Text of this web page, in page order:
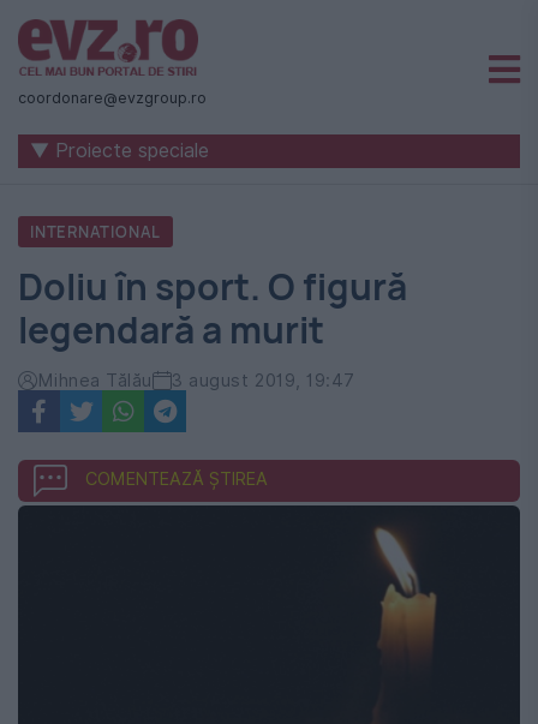
Știri
naționale
internaționale
România
-
Evenimentul
Zilei
coordonare@evzgroup.ro
▼ Proiecte speciale
INTERNATIONAL
Doliu în sport. O figură
legendară a murit
Mihnea Tălău 3 august 2019, 19:47
COMENTEAZĂ ȘTIREA